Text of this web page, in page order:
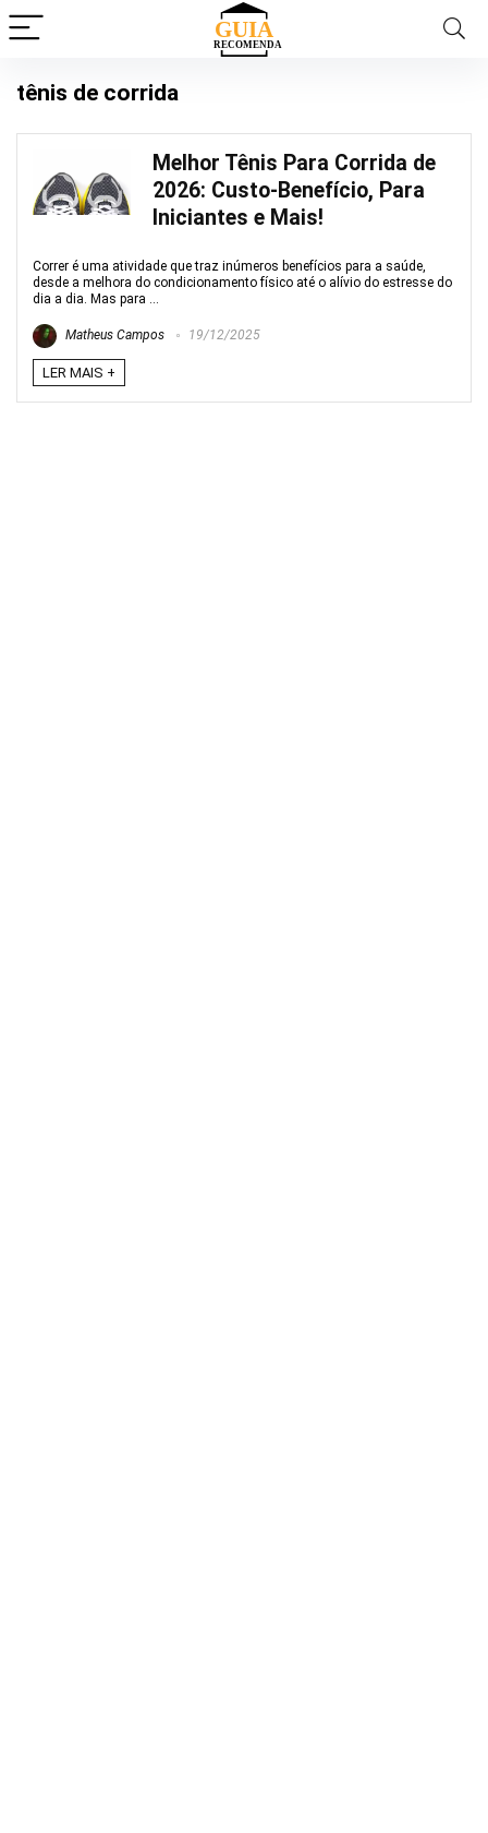
tênis de corrida
Melhor Tênis Para Corrida de
2026: Custo-Benefício, Para
Iniciantes e Mais!
Correr é uma atividade que traz inúmeros benefícios para a saúde,
desde a melhora do condicionamento físico até o alívio do estresse do
dia a dia. Mas para ...
Matheus Campos 19/12/2025
LER MAIS +